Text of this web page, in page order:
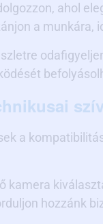
ahol
a munkára,
a
kamera
hozzánk